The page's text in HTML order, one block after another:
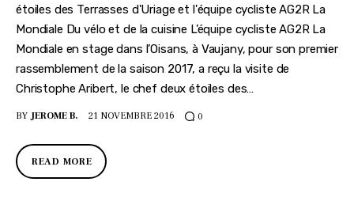
Évènements
étoiles des Terrasses d'Uriage et l'équipe cycliste AG2R La
Mondiale Du vélo et de la cuisine L’équipe cycliste AG2R La
Mondiale en stage dans l’Oisans, à Vaujany, pour son premier
rassemblement de la saison 2017, a reçu la visite de
Christophe Aribert, le chef deux étoiles des…
BY JEROME B. 21 NOVEMBRE 2016 0
READ MORE